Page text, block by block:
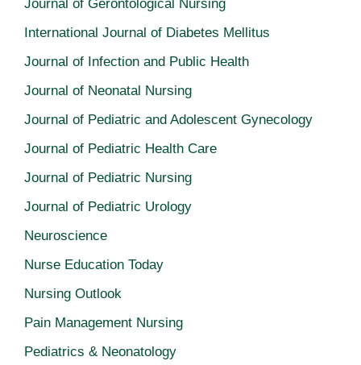
Journal of Gerontological Nursing
International Journal of Diabetes Mellitus
Journal of Infection and Public Health
Journal of Neonatal Nursing
Journal of Pediatric and Adolescent Gynecology
Journal of Pediatric Health Care
Journal of Pediatric Nursing
Journal of Pediatric Urology
Neuroscience
Nurse Education Today
Nursing Outlook
Pain Management Nursing
Pediatrics & Neonatology